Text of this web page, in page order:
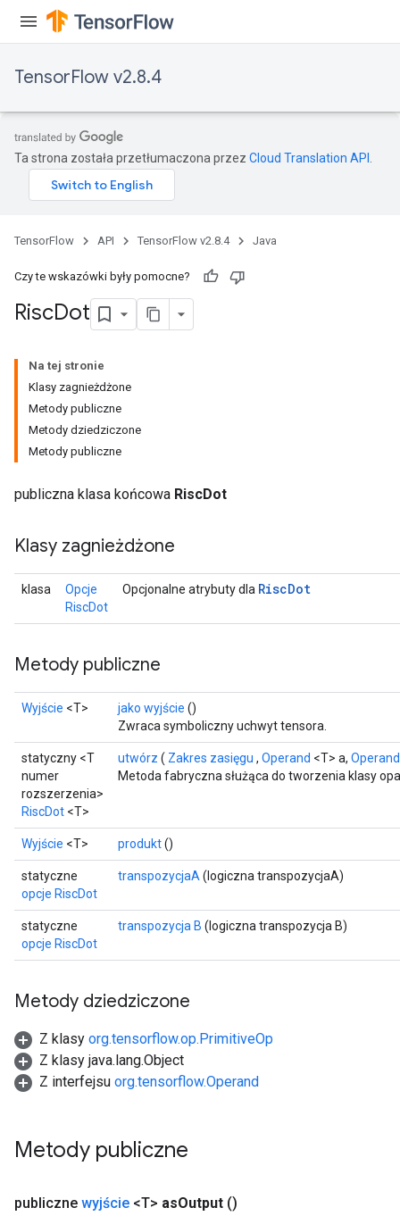
TensorFlow v2.8.4
Ta strona została przetłumaczona przez Cloud Translation API
TensorFlow API TensorFlow v2.8.4 Java
Czy te wskazówki były pomocne?
RiscDot
Na tej stronie
Klasy zagnieżdżone
Metody publiczne
Metody dziedziczone
Metody publiczne
publiczna klasa końcowa RiscDot
Klasy zagnieżdżone
klasa
Opcje
RiscDot
Opcjonalne atrybuty dla RiscDot
Metody publiczne
Wyjście <T> jako wyjście ()
Zwraca symboliczny uchwyt tensora.
statyczny <T
numer
rozszerzenia>
RiscDot <T>
utwórz ( Zakres zasięgu , Operand <T> a, Operand
Metoda fabryczna służąca do tworzenia klasy
Wyjście <T> produkt()
statyczne
opcje RiscDot
transpozycjaA (logiczna transpozycjaA)
statyczne
opcje RiscDot
transpozycja B (logiczna transpozycja B)
Metody dziedziczone
Z klasy org.tensorflow.op.PrimitiveOp
Z klasy java.lang.Object
Z interfejsu org.tensorflow.Operand
Metody publiczne
publiczne wyjście <T> asOutput ()